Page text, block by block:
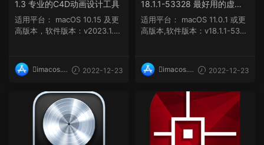
1.3 专业的C4D动画设计工具
适用平台： macOS 10.15 及更
高版本，软件版本：v2023.1.3
imacos.t
2022-12-23
18.1.1-53328 最好用的虚拟
机
适用平台： macOS 11.0.1 或更
高版本,软件版本：v18.1.1-5332
imacos.t
2022-12-23